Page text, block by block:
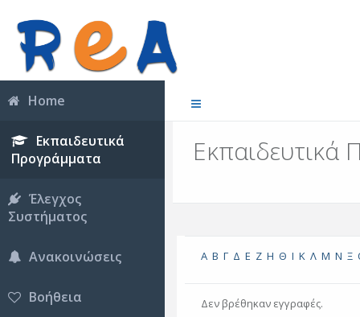
Home
Εκπαιδευτικά
Προγράμματα
Έλεγχος
Συστήματος
Ανακοινώσεις
Βοήθεια
Α Β Γ Δ Ε Ζ Η Θ Ι Κ Λ Μ Ν Ξ
Δεν βρέθηκαν εγγραφές.